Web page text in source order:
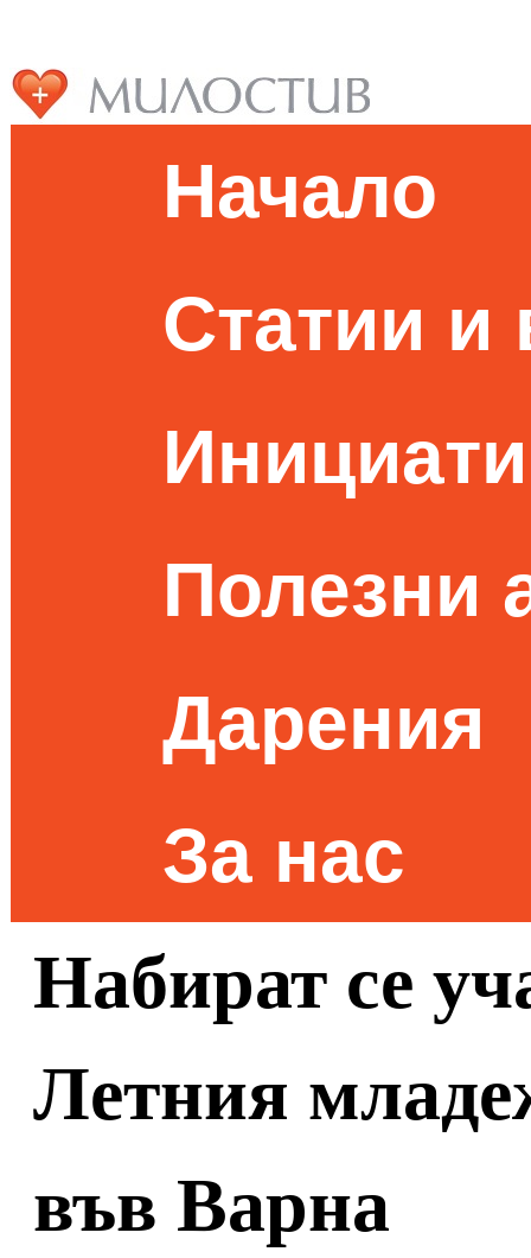
Начало
Статии и
Полезни
Дарения
За нас
Набират се
Летния
във Варна